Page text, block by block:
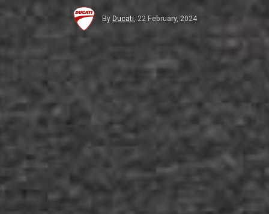
By Ducati, 22 February, 2024